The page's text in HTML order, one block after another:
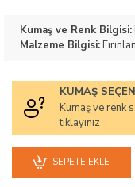
KUMAŞ
Kumaş ve renk
tıklayınız
Kumaş ve Renk Bilgisi:
Malzeme Bilgisi:
SEPETE EKLE